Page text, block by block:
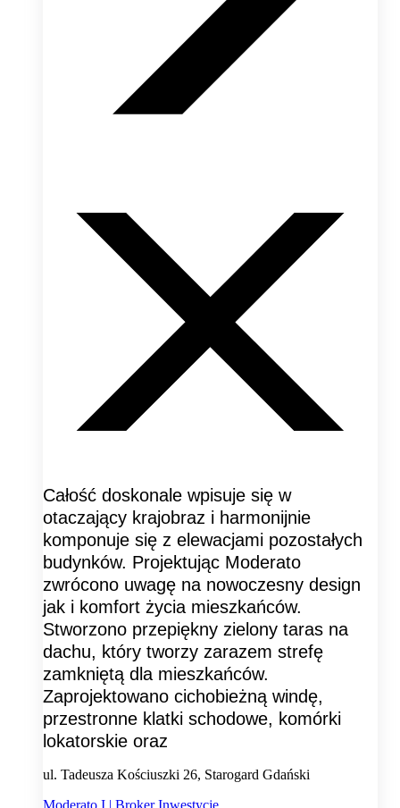
Całość doskonale wpisuje się w
otaczający krajobraz i harmonijnie
komponuje się z elewacjami pozostałych
budynków. Projektując Moderato
zwrócono uwagę na nowoczesny design
jak i komfort życia mieszkańców.
Stworzono przepiękny zielony taras na
dachu, który tworzy zarazem strefę
zamkniętą dla mieszkańców.
Zaprojektowano cichobieżną windę,
przestronne klatki schodowe, komórki
lokatorskie oraz
ul. Tadeusza Kościuszki 26, Starogard Gdański
Moderato I | Broker Inwestycje